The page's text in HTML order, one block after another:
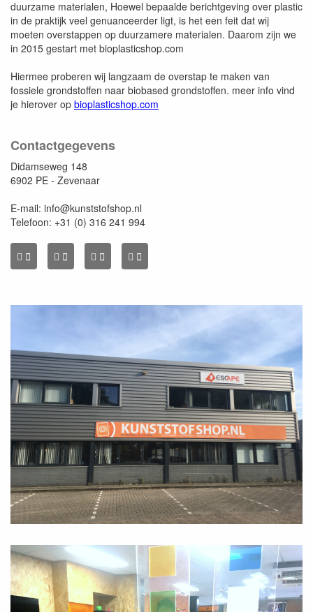
duurzame materialen, Hoewel bepaalde berichtgeving over plastic
in de praktijk veel genuanceerder ligt, is het een feit dat wij
moeten overstappen op duurzamere materialen. Daarom zijn we
in 2015 gestart met bioplasticshop.com
Hiermee proberen wij langzaam de overstap te maken van
fossiele grondstoffen naar biobased grondstoffen. meer info vind
je hierover op bioplasticshop.com
Contactgegevens
Didamseweg 148
6902 PE - Zevenaar
E-mail: info@kunststofshop.nl
Telefoon: +31 (0) 316 241 994